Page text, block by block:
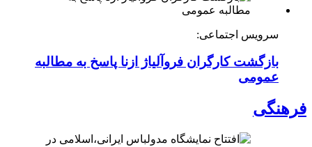
سرویس اجتماعی:
بازگشت کارگران فروآلیاژ ازنا پاسخ به مطالبه
عمومی
فرهنگی